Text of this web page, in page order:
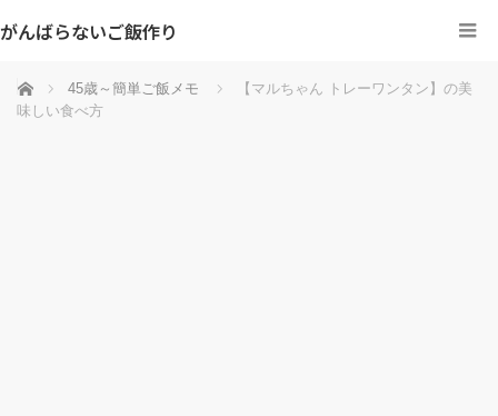
がんばらないご飯作り
ホーム 45歳～簡単ご飯メモ
【マルちゃん トレーワンタン】の美
味しい食べ方